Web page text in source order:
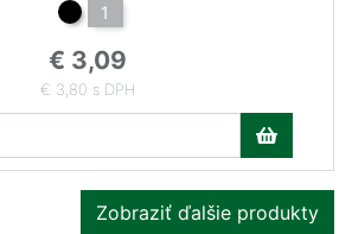
1
€ 3,09
€ 3,80 s DPH
Zobraziť ďalšie produkty